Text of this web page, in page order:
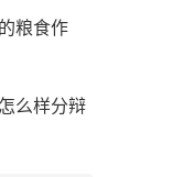
粮食作
么样分辩